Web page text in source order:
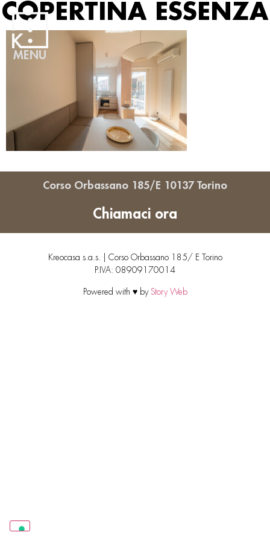
MENU
COPERTINA ESSENZA
Corso Orbassano 185/E 10137 Torino
Chiamaci ora
Kreocasa s.a.s. | Corso Orbassano 185/ E Torino
P.IVA: 08909170014
Powered with ♥ by Story Web